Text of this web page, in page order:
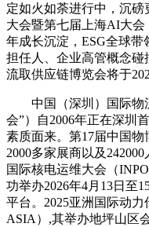
定如火如荼进行中，沉磅
大会暨第七届上海AI大
年成长沉淀，ESG全球
担任人、企业高管概念碰
流取供应链博览会将于
中国（深圳）国际物
会”）自2006年正在深圳
素质面来。第17届中国
2000多家展商以及
国际核电运维大会（
功举办2026年4月13日至
平台。2025亚洲国际动
ASIA）,其举办地坪山区